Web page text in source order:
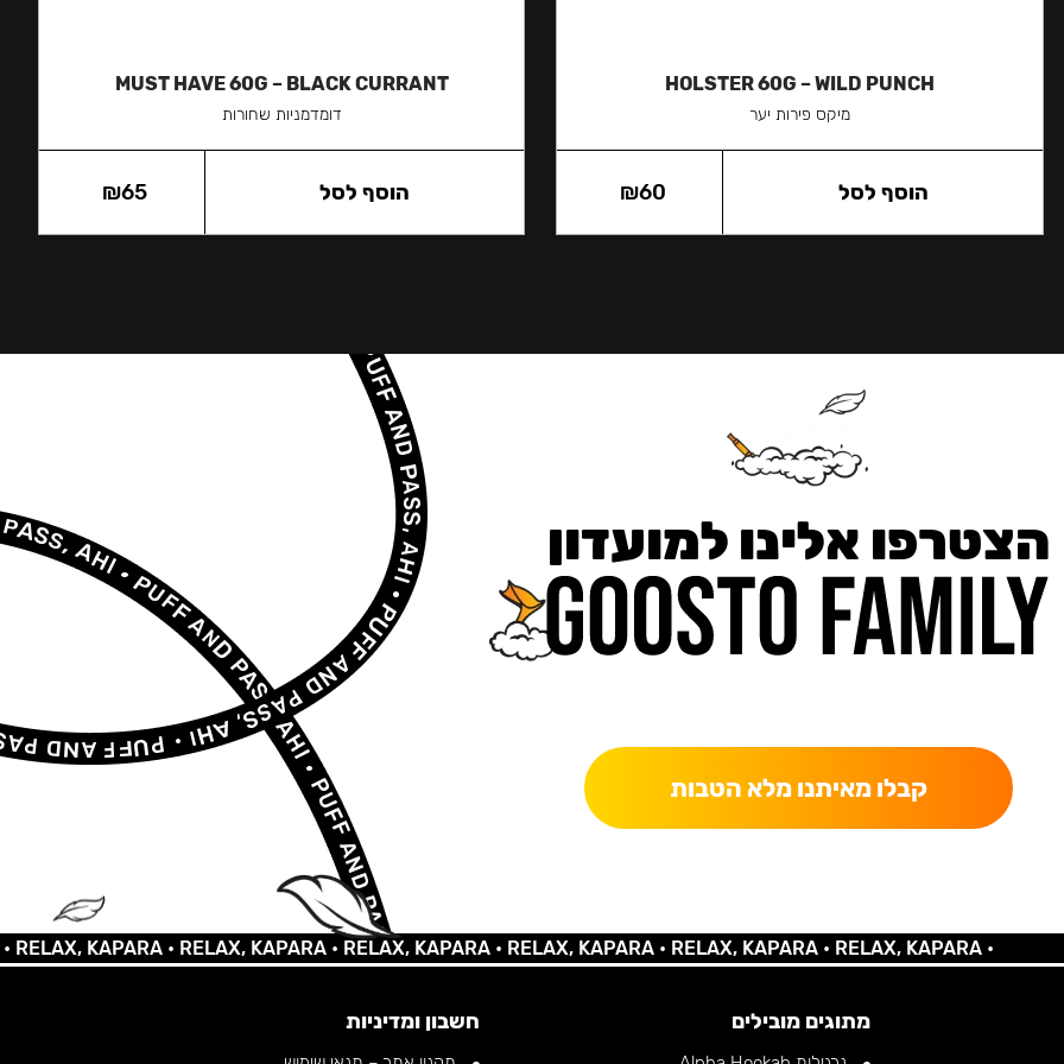
HOLSTER 60G – WILD PUNCH
מיקס פירות יער
₪60 הוסף לסל
MUST HAVE 60G – BLACK CURRANT
דומדמניות שחורות
₪65 הוסף לסל
הצטרפו אלינו למועדון
קבלו מאיתנו מלא הטבות
KAPARA •RELAX, KAPARA •RELAX, KAPARA •RELAX, KAPARA •RELAX, KAPARA •RELAX, KAPARA •
מתוגים מובילים חשבון ומדיניות